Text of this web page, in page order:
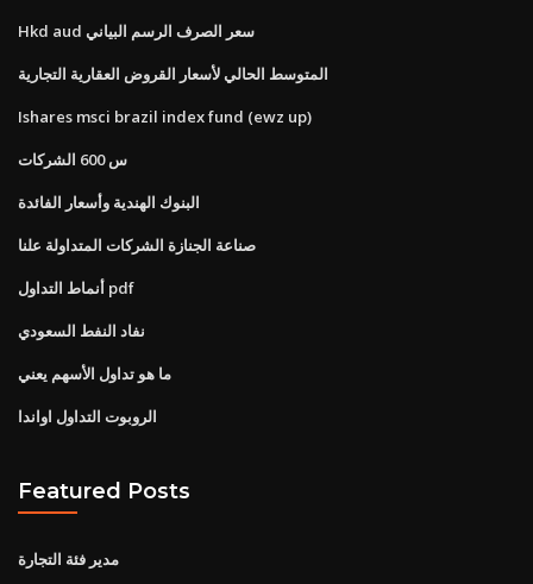
Hkd aud سعر الصرف الرسم البياني
المتوسط ​​الحالي لأسعار القروض العقارية التجارية
Ishares msci brazil index fund (ewz up)
س 600 الشركات
البنوك الهندية وأسعار الفائدة
صناعة الجنازة الشركات المتداولة علنا
أنماط التداول pdf
نفاد النفط السعودي
ما هو تداول الأسهم يعني
الروبوت التداول اواندا
Featured Posts
مدير فئة التجارة